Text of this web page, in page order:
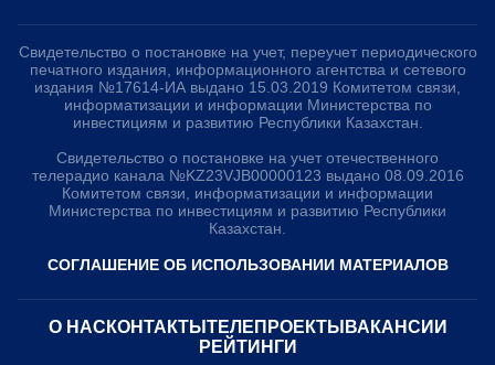
Свидетельство о постановке на учет, переучет периодического
печатного издания, информационного агентства и сетевого
издания №17614-ИА выдано 15.03.2019 Комитетом связи,
информатизации и информации Министерства по
инвестициям и развитию Республики Казахстан.
Свидетельство о постановке на учет отечественного
телерадио канала №KZ23VJB00000123 выдано 08.09.2016
Комитетом связи, информатизации и информации
Министерства по инвестициям и развитию Республики
Казахстан.
СОГЛАШЕНИЕ ОБ ИСПОЛЬЗОВАНИИ МАТЕРИАЛОВ
О НАС КОНТАКТЫ ТЕЛЕПРОЕКТЫ ВАКАНСИИ
РЕЙТИНГИ